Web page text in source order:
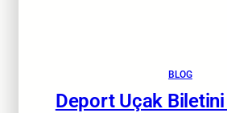
BLOG
Deport Uçak Biletini